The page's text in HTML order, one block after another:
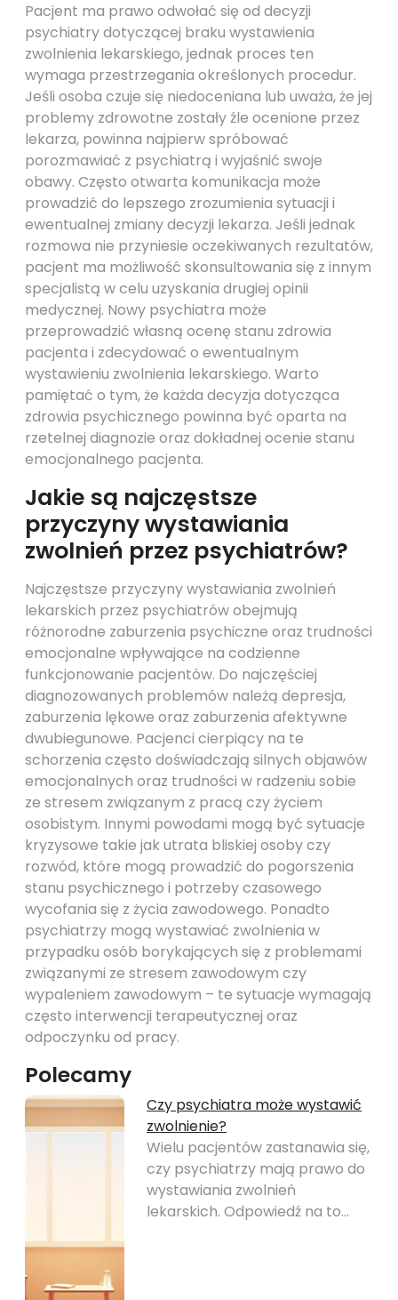
Pacjent ma prawo odwołać się od decyzji
psychiatry dotyczącej braku wystawienia
zwolnienia lekarskiego, jednak proces ten
wymaga przestrzegania określonych procedur.
Jeśli osoba czuje się niedoceniana lub uważa, że jej
problemy zdrowotne zostały źle ocenione przez
lekarza, powinna najpierw spróbować
porozmawiać z psychiatrą i wyjaśnić swoje
obawy. Często otwarta komunikacja może
prowadzić do lepszego zrozumienia sytuacji i
ewentualnej zmiany decyzji lekarza. Jeśli jednak
rozmowa nie przyniesie oczekiwanych rezultatów,
pacjent ma możliwość skonsultowania się z innym
specjalistą w celu uzyskania drugiej opinii
medycznej. Nowy psychiatra może
przeprowadzić własną ocenę stanu zdrowia
pacjenta i zdecydować o ewentualnym
wystawieniu zwolnienia lekarskiego. Warto
pamiętać o tym, że każda decyzja dotycząca
zdrowia psychicznego powinna być oparta na
rzetelnej diagnozie oraz dokładnej ocenie stanu
emocjonalnego pacjenta.
Jakie są najczęstsze
przyczyny wystawiania
zwolnień przez psychiatrów?
Najczęstsze przyczyny wystawiania zwolnień
lekarskich przez psychiatrów obejmują
różnorodne zaburzenia psychiczne oraz trudności
emocjonalne wpływające na codzienne
funkcjonowanie pacjentów. Do najczęściej
diagnozowanych problemów należą depresja,
zaburzenia lękowe oraz zaburzenia afektywne
dwubiegunowe. Pacjenci cierpiący na te
schorzenia często doświadczają silnych objawów
emocjonalnych oraz trudności w radzeniu sobie
ze stresem związanym z pracą czy życiem
osobistym. Innymi powodami mogą być sytuacje
kryzysowe takie jak utrata bliskiej osoby czy
rozwód, które mogą prowadzić do pogorszenia
stanu psychicznego i potrzeby czasowego
wycofania się z życia zawodowego. Ponadto
psychiatrzy mogą wystawiać zwolnienia w
przypadku osób borykających się z problemami
związanymi ze stresem zawodowym czy
wypaleniem zawodowym – te sytuacje wymagają
często interwencji terapeutycznej oraz
odpoczynku od pracy.
Polecamy
Czy psychiatra może wystawić
zwolnienie?
Wielu pacjentów zastanawia się,
czy psychiatrzy mają prawo do
wystawiania zwolnień
lekarskich. Odpowiedź na to…